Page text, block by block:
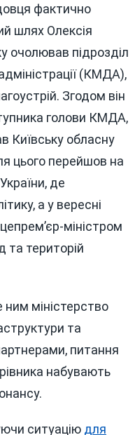
фактично
шлях Олексія
очолював підрозділ
(КМДА),
Згодом він
голови КМДА,
Київську обласну
цього перейшов на
де
а у вересні
міністром
та територій
міністерство
та
питання
набувають
ситуацію для